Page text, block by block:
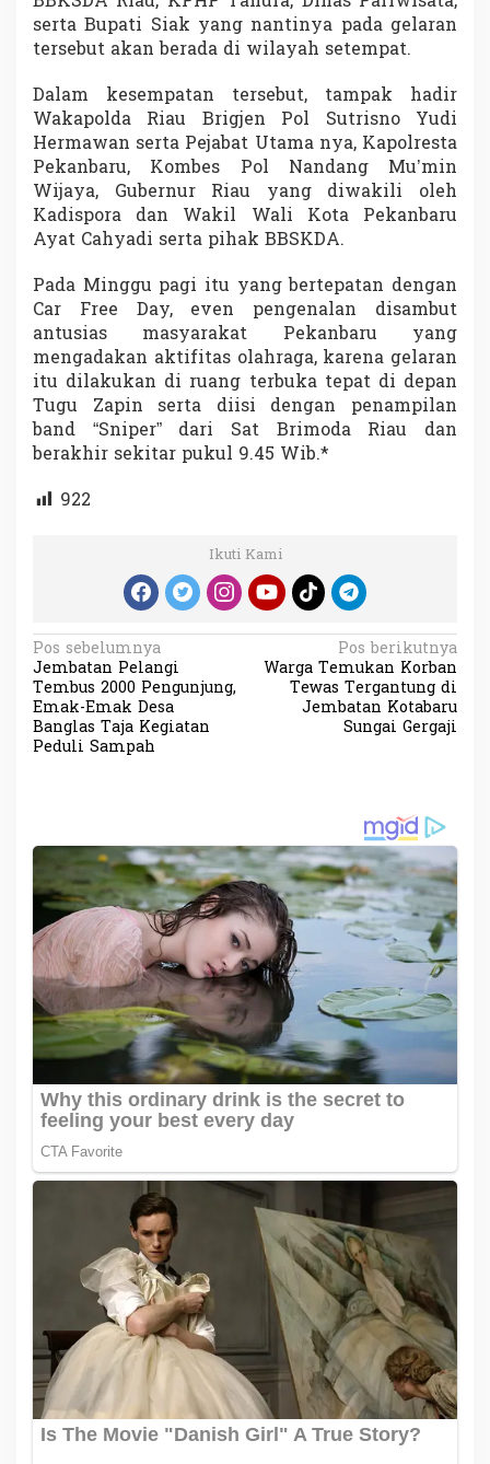
serta Bupati Siak yang nantinya pada gelaran
tersebut akan berada di wilayah setempat.
Dalam kesempatan tersebut, tampak hadir
Wakapolda Riau Brigjen Pol Sutrisno Yudi
Hermawan serta Pejabat Utama nya, Kapolresta
Pekanbaru, Kombes Pol Nandang Mu’min
Wijaya, Gubernur Riau yang diwakili oleh
Kadispora dan Wakil Wali Kota Pekanbaru
Ayat Cahyadi serta pihak BBSKDA.
Pada Minggu pagi itu yang bertepatan dengan
Car Free Day, even pengenalan disambut
antusias masyarakat Pekanbaru yang
mengadakan aktifitas olahraga, karena gelaran
itu dilakukan di ruang terbuka tepat di depan
Tugu Zapin serta diisi dengan penampilan
band “Sniper” dari Sat Brimoda Riau dan
berakhir sekitar pukul 9.45 Wib.*
922
Ikuti Kami
N
a
v
i
s
i
p
o
s
Pos sebelumnya
Jembatan Pelangi
Tembus 2000 Pengunjung,
Emak-Emak Desa
Banglas Taja Kegiatan
Peduli Sampah
Pos berikutnya
Warga Temukan Korban
Tewas Tergantung di
Jembatan Kotabaru
Sungai Gergaji